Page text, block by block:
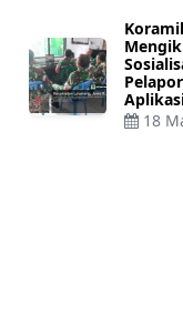
18